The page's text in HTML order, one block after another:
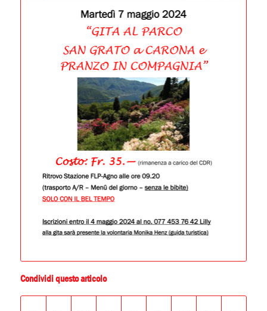
Condividi questo articolo